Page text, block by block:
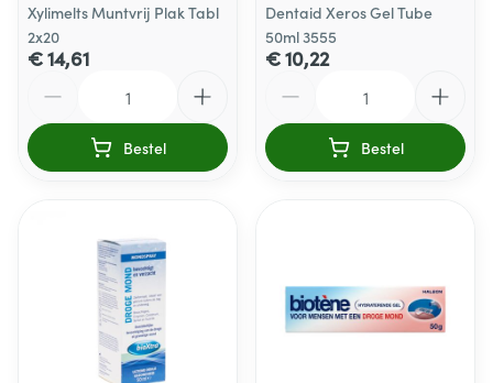
Xylimelts Muntvrij Plak Tabl
2x20
€ 14,61
Bestel
Dentaid Xeros Gel Tube
50ml 3555
€ 10,22
Bestel